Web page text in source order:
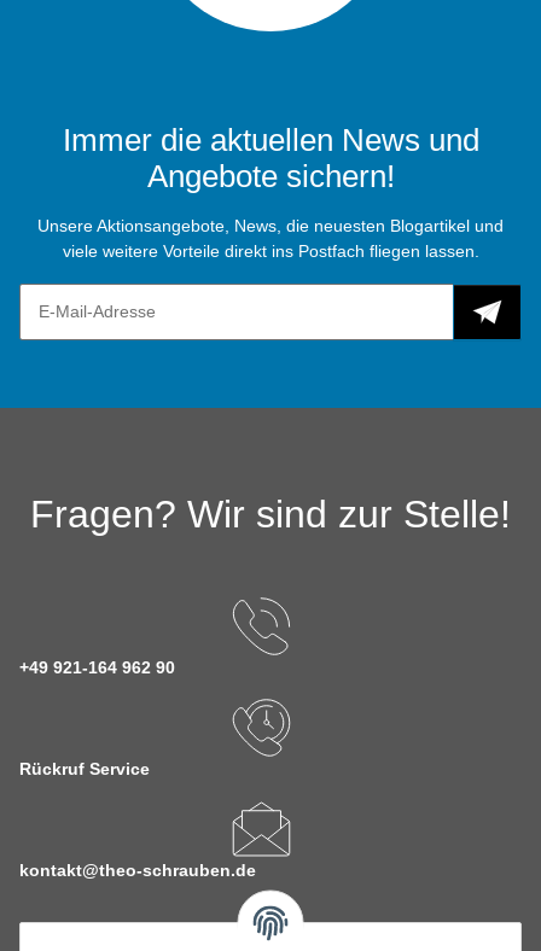
Immer die aktuellen News und
Angebote sichern!
Unsere Aktionsangebote, News, die neuesten Blogartikel und
viele weitere Vorteile direkt ins Postfach fliegen lassen.
Fragen? Wir sind zur Stelle!
+49 921-164 962 90
Rückruf Service
kontakt@theo-schrauben.de